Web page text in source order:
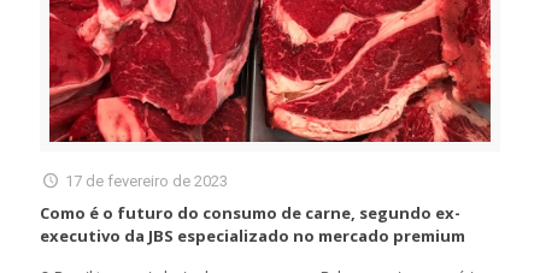
17 de fevereiro de 2023
Como é o futuro do consumo de carne, segundo ex-
executivo da JBS especializado no mercado premium